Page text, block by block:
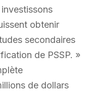
obtenir
secondaires
de PSSP. »
de dollars